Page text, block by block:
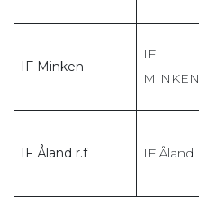
IF Minken
IF
MINKEN
IF Åland r.f IF Åland